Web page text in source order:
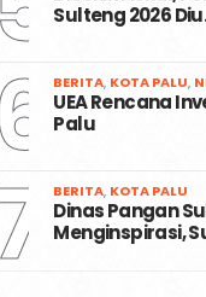
Sulteng 2026
BERITA, KOTA PALU,
UEA Rencana
Palu
BERITA, KOTA PALU
Dinas Pangan
Menginspirasi,